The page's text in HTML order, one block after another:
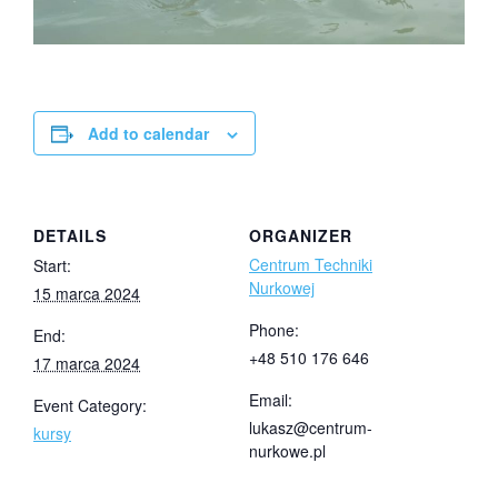
Add to calendar
DETAILS
Start:
15 marca 2024
End:
17 marca 2024
Event Category:
kursy
ORGANIZER
Centrum Techniki
Nurkowej
Phone:
+48 510 176 646
Email:
lukasz@centrum-
nurkowe.pl